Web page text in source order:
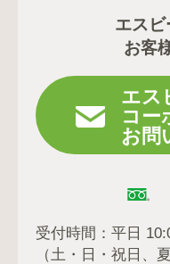
エス
お客
エス
コー
お問
受付時間：平日
（土・日・祝日、